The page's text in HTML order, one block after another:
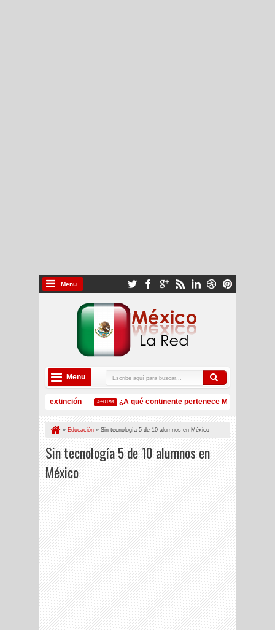
Menu
Menu
peligro de extinción 4:50 PM ¿A qué continente pertenece México?
son las aerolíneas con mayor volumen de pasajeros en México?
» Educación » Sin tecnología 5 de 10 alumnos en México
Sin tecnología 5 de 10 alumnos en
México